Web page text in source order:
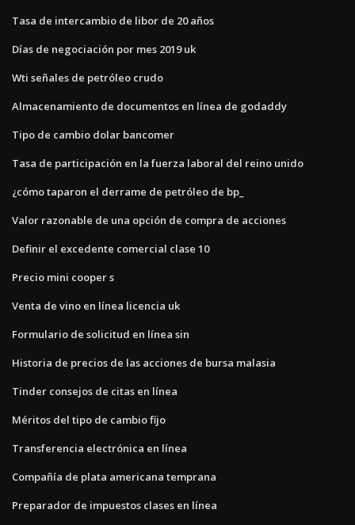
Tasa de intercambio de libor de 20 años
Días de negociación por mes 2019 uk
Wti señales de petróleo crudo
Almacenamiento de documentos en línea de godaddy
Tipo de cambio dolar bancomer
Tasa de participación en la fuerza laboral del reino unido
¿cómo taparon el derrame de petróleo de bp_
Valor razonable de una opción de compra de acciones
Definir el excedente comercial clase 10
Precio mini cooper s
Venta de vino en línea licencia uk
Formulario de solicitud en línea sin
Historia de precios de las acciones de bursa malasia
Tinder consejos de citas en línea
Méritos del tipo de cambio fijo
Transferencia electrónica en línea
Compañía de plata americana temprana
Preparador de impuestos clases en línea